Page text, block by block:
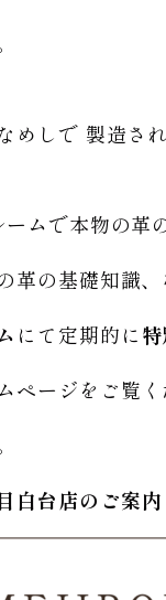
めしで 製造
ムで本物の
の基礎知識、
にて定期的に
ページをご覧く
目白台店のご案内